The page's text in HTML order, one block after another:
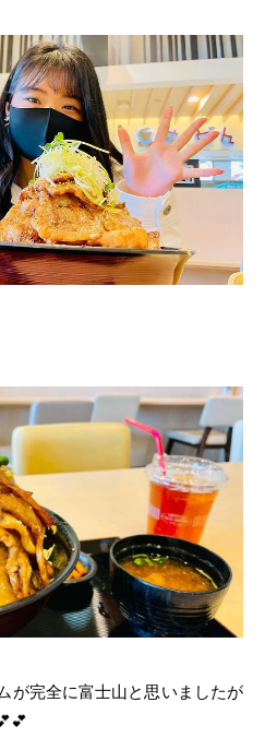
が完全に富士山と思いましたが